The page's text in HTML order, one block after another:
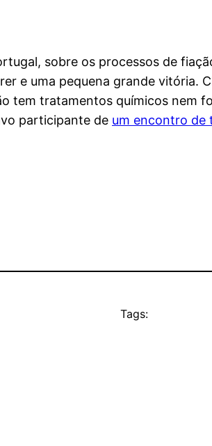
sobre os processos de
e uma pequena grande vitória.
tem tratamentos químicos nem
participante de um encontro de
Tags: